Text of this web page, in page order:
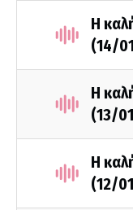
Η
(14/
Η
(13/
Η
(12/